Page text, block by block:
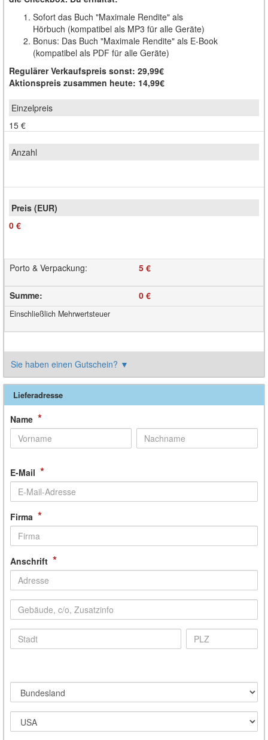
Sofort das Buch "Maximale Rendite" als
Hörbuch (kompatibel als MP3 für alle Geräte)
Bonus: Das Buch "Maximale Rendite" als E-Book
(kompatibel als PDF für alle Geräte)
Regulärer Verkaufspreis sonst: 29,99€
Aktionspreis zusammen heute: 14,99€
15 €
0 €
Porto & Verpackung: 5 €
Summe: 0 €
Einschließlich Mehrwertsteuer
Sie haben einen Gutschein? ▼
Lieferadresse
Name *
E-Mail *
Firma *
Anschrift *